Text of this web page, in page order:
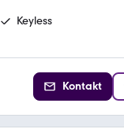
Keyless
Kontakt